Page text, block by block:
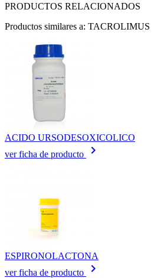
PRODUCTOS RELACIONADOS
Productos similares a: TACROLIMUS
ACIDO URSODESOXICOLICO
ver ficha de producto
keyboard_arrow_right
ESPIRONOLACTONA
ver ficha de producto
keyboard_arrow_right